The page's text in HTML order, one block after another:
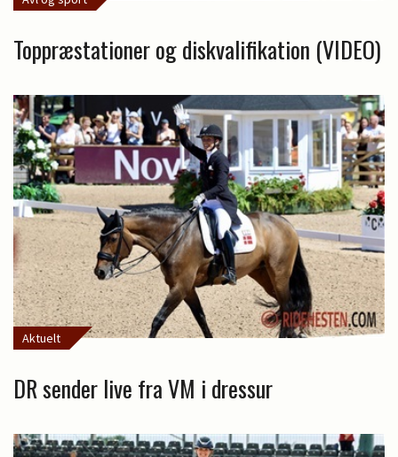
Toppræstationer og diskvalifikation (VIDEO)
Aktuelt
DR sender live fra VM i dressur